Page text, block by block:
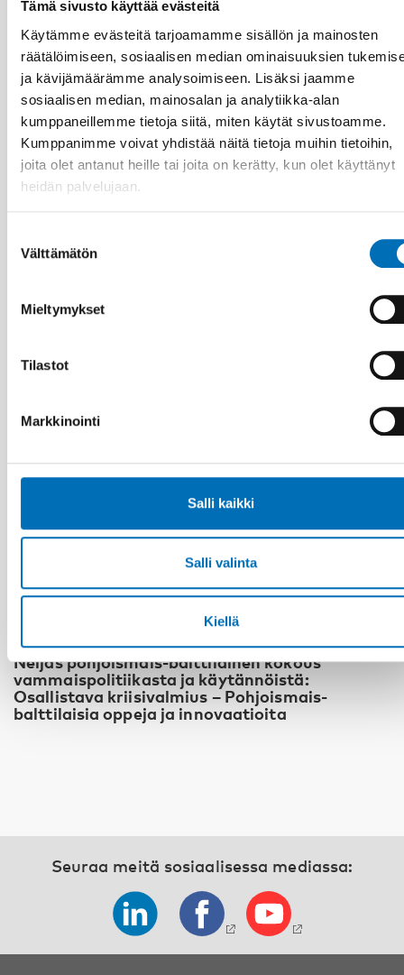
Tämä sivusto käyttää evästeitä
Käytämme evästeitä tarjoamamme sisällön ja mainosten
räätälöimiseen, sosiaalisen median ominaisuuksien
ja kävijämäärämme analysoimiseen. Lisäksi jaamme
sosiaalisen median, mainosalan ja analytiikka-alan
kumppaneillemme tietoja siitä, miten käytät sivustoamme.
Kumppanimme voivat yhdistää näitä tietoja muihin tietoihin,
joita olet antanut heille tai joita on kerätty, kun olet käyttänyt
heidän palvelujaan.
valinta
Välttämätön
Mieltymykset
Tilastot
Markkinointi
Salli kaikki
Salli valinta
Kiellä
Nordisk samarbeid om
Neljäs pohjoismais-balttilainen kokous
vammaispolitiikasta ja käytännöistä:
Osallistava kriisivalmius – Pohjoismais-
balttilaisia oppeja ja innovaatioita
Seuraa meitä sosiaalisessa mediassa: